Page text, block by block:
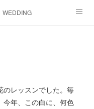
WEDDING
レッスンでした。毎
今年、この白に、何色